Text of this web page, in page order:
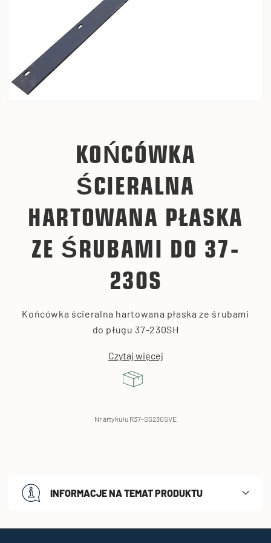
KOŃCÓWKA
ŚCIERALNA
HARTOWANA PŁASKA
ZE ŚRUBAMI DO 37-
230S
Końcówka ścieralna hartowana płaska ze śrubami
do pługu 37-230SH
Czytaj więcej
Nr artykułu R37-SS230SVE
INFORMACJE NA TEMAT PRODUKTU